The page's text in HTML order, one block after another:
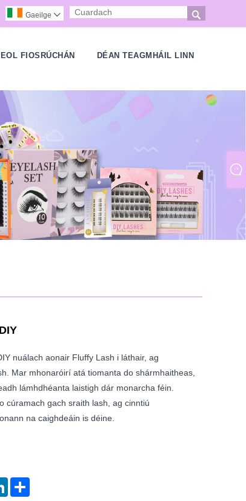

Gaeilge 
FIOSRÚCHÁN DÉAN TEAGMHÁIL LINN
nuálach aonair Fluffy Lash i láthair, ag
Mar mhonaróirí atá tiomanta do shármhaitheas,
lámhdhéanta laistigh dár monarcha féin.
cúramach gach sraith lash, ag cinntiú
na caighdeáin is déine.
LinkedInShare